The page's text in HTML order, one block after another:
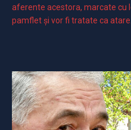
aferente acestora, marcate cu
pamflet și vor fi tratate ca atare.